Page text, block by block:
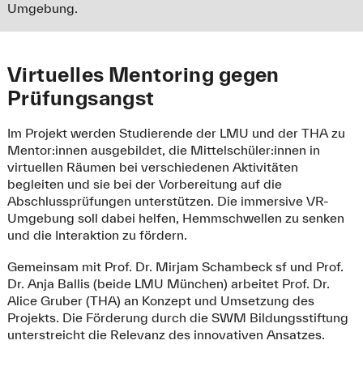
Umgebung.
Virtuelles Mentoring gegen
Prüfungsangst
Im Projekt werden Studierende der LMU und der THA zu
Mentor:innen ausgebildet, die Mittelschüler:innen in
virtuellen Räumen bei verschiedenen Aktivitäten
begleiten und sie bei der Vorbereitung auf die
Abschlussprüfungen unterstützen. Die immersive VR-
Umgebung soll dabei helfen, Hemmschwellen zu senken
und die Interaktion zu fördern.
Gemeinsam mit Prof. Dr. Mirjam Schambeck sf und Prof.
Dr. Anja Ballis (beide LMU München) arbeitet Prof. Dr.
Alice Gruber (THA) an Konzept und Umsetzung des
Projekts. Die Förderung durch die SWM Bildungsstiftung
unterstreicht die Relevanz des innovativen Ansatzes.